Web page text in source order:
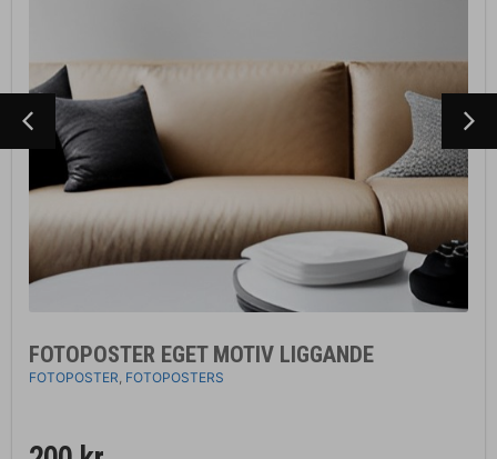
FOTOPOSTER EGET MOTIV LIGGANDE
FOTOPOSTER FOTOPOSTERS